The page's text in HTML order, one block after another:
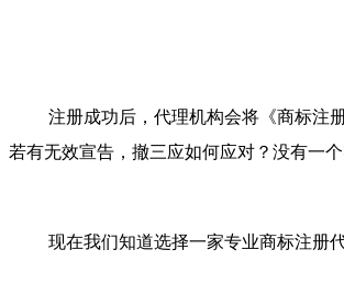
注册成功后，代理机构会将《商标注
若有无效宣告，撤三应如何应对？没有一
现在我们知道选择一家专业商标注册